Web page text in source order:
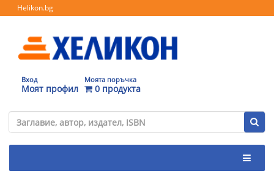
Helikon.bg
Вход
Моят профил
Моята поръчка
0 продукта